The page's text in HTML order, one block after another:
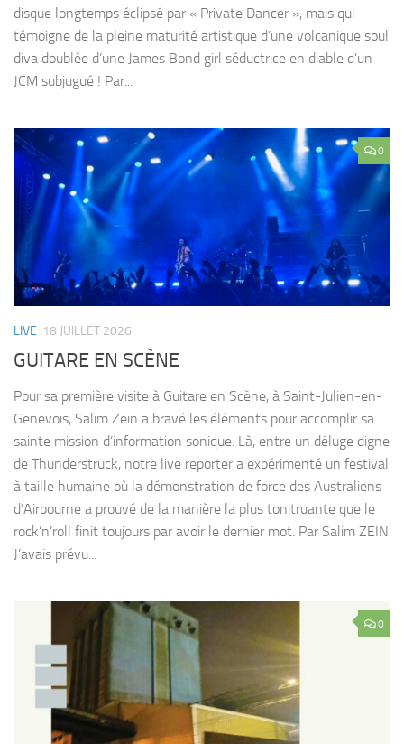
disque longtemps éclipsé par « Private Dancer », mais qui
témoigne de la pleine maturité artistique d’une volcanique soul
diva doublée d’une James Bond girl séductrice en diable d’un
JCM subjugué ! Par...
0
LIVE 18 JUILLET 2026
GUITARE EN SCÈNE
Pour sa première visite à Guitare en Scène, à Saint-Julien-en-
Genevois, Salim Zein a bravé les éléments pour accomplir sa
sainte mission d’information sonique. Là, entre un déluge digne
de Thunderstruck, notre live reporter a expérimenté un festival
à taille humaine où la démonstration de force des Australiens
d’Airbourne a prouvé de la manière la plus tonitruante que le
rock’n’roll finit toujours par avoir le dernier mot. Par Salim ZEIN
J’avais prévu...
0